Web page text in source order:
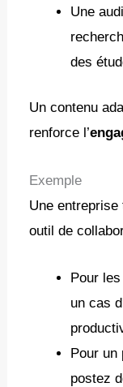
Une
des
Un contenu
renforce l’
Exemple
Une entreprise
outil de
Pour
un cas
Pour un
postez